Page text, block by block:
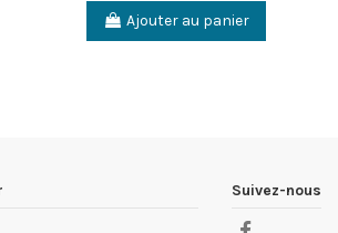
Ajouter au panier
Suivez-nous